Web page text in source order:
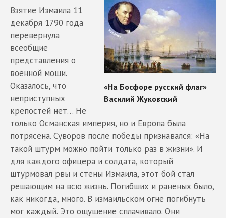
Взятие Измаила 11
декабря 1790 года
перевернула
всеобщие
представления о
военной мощи.
Оказалось, что
неприступных
крепостей нет… Не
только Османская империя, но и Европа была
потрясена. Суворов после победы признавался: «На
такой штурм можно пойти только раз в жизни». И
для каждого офицера и солдата, который
штурмовал рвы и стены Измаила, этот бой стал
решающим на всю жизнь. Погибших и раненых было,
как никогда, много. В измаильском огне погибнуть
мог каждый. Это ощущение сплачивало. Они